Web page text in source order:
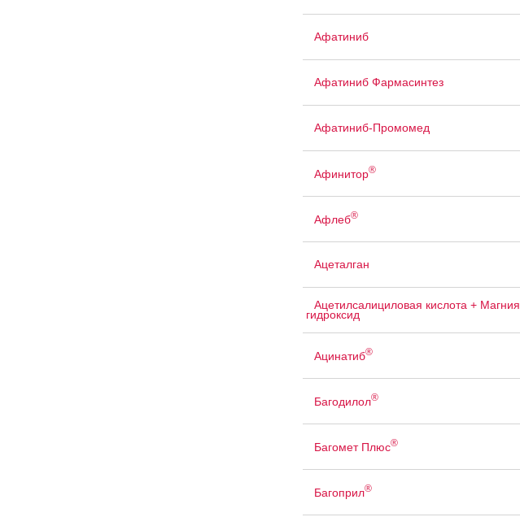
Афатиниб
Афатиниб Фармасинтез
Афатиниб-Промомед
Афинитор®
Афлеб®
Ацеталган
Ацетилсалициловая кислота + Магния
гидроксид
Ацинатиб®
Багодилол®
Багомет Плюс®
Багоприл®